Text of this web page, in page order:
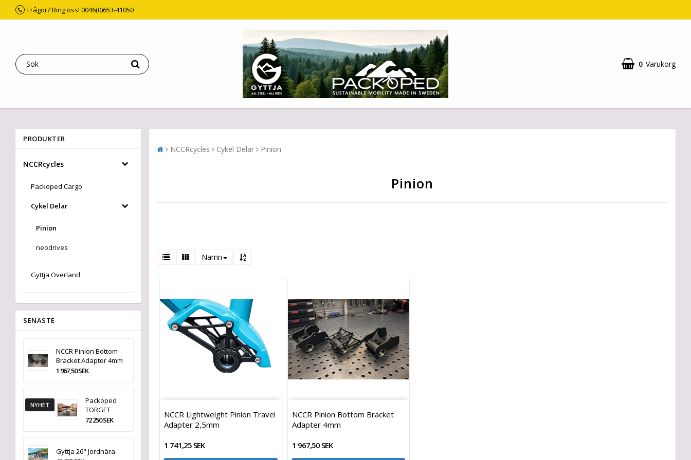
Frågor? Ring oss! 0046(0)653-41050
0 Varukorg
PRODUKTER
NCCRcycles
Packoped Cargo
Cykel Delar
Pinion
neodrives
Gyttja Overland
SENASTE
NCCR Pinion Bottom
Bracket Adapter 4mm
1 967,50 SEK
NYHET
Packoped
TORGET
72 250 SEK
Gyttja 26" Jordnära
NCCRcycles Cykel Delar Pinion
Pinion
Namn
NCCR Lightweight Pinion Travel
Adapter 2,5mm
1 741,25 SEK
NCCR Pinion Bottom Bracket
Adapter 4mm
1 967,50 SEK